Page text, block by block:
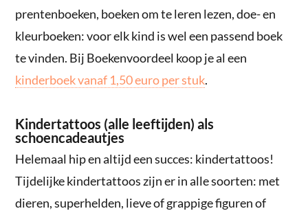
prentenboeken, boeken om te leren lezen, doe- en
kleurboeken: voor elk kind is wel een passend boek
te vinden. Bij Boekenvoordeel koop je al een
kinderboek vanaf 1,50 euro per stuk.
Kindertattoos (alle leeftijden) als
schoencadeautjes
Helemaal hip en altijd een succes: kindertattoos!
Tijdelijke kindertattoos zijn er in alle soorten: met
dieren, superhelden, lieve of grappige figuren of